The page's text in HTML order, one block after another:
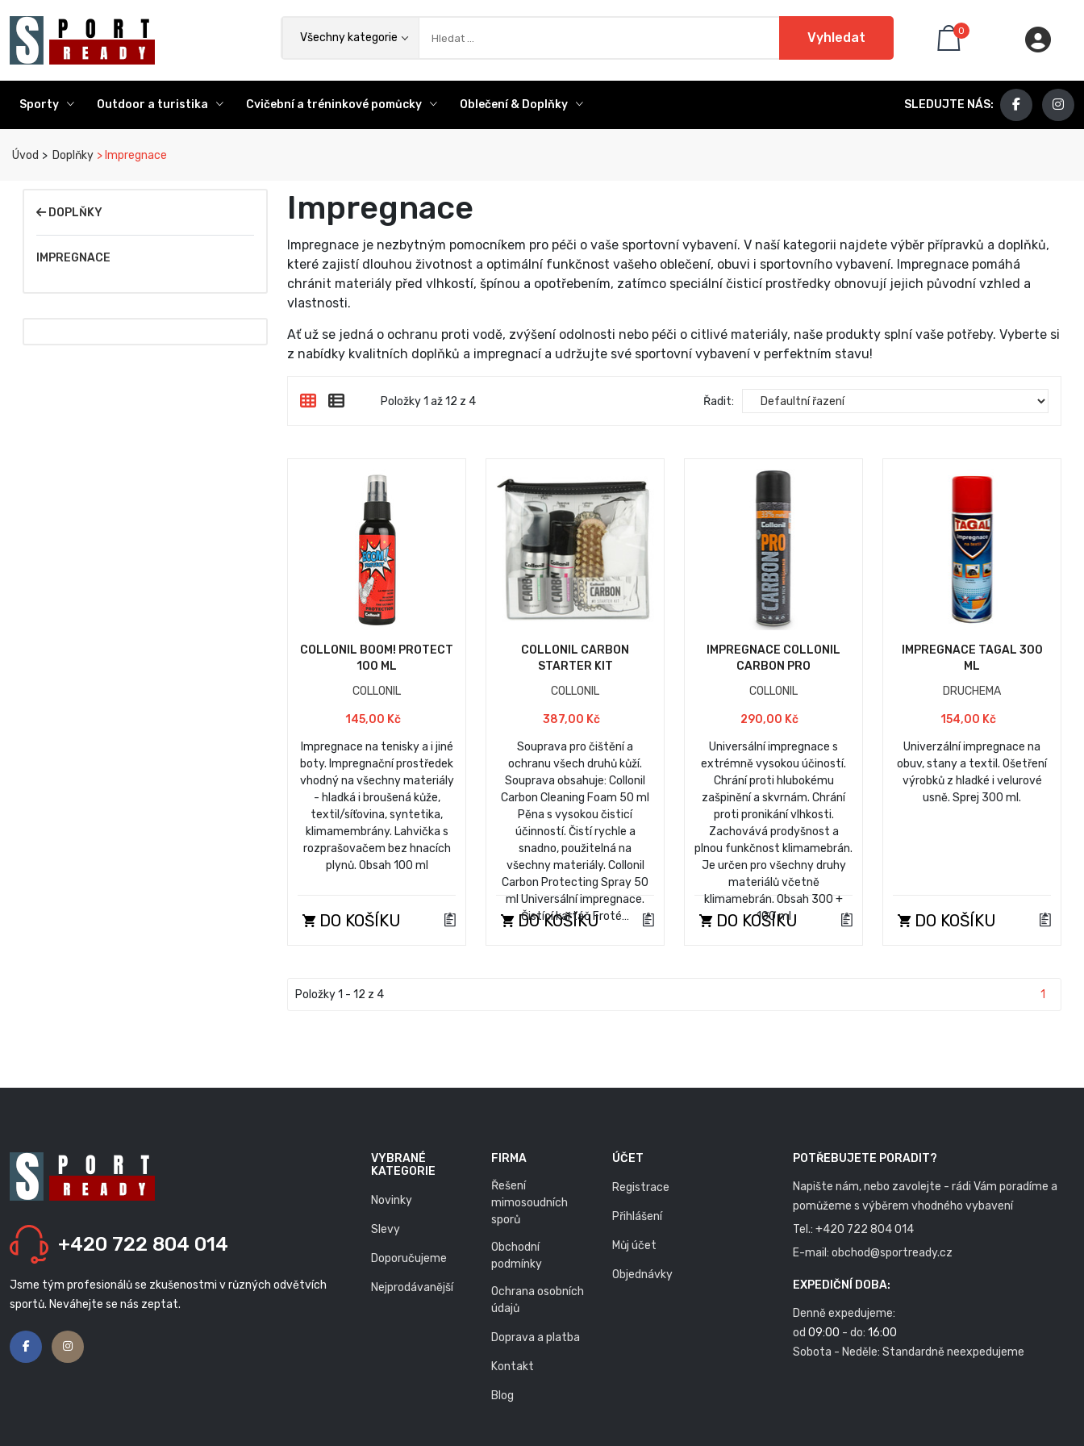
Všechny kategorie Vyhledat 0
Sporty Outdoor a turistika Cvičební a tréninkové pomůcky Oblečení & Doplňky SLEDUJTE NÁS:
Úvod Doplňky Impregnace
DOPLŇKY
IMPREGNACE
Impregnace
Impregnace je nezbytným pomocníkem pro péči o vaše sportovní vybavení. V naší kategorii najdete výběr přípravků a doplňků,
které zajistí dlouhou životnost a optimální funkčnost vašeho oblečení, obuvi i sportovního vybavení. Impregnace pomáhá
chránit materiály před vlhkostí, špínou a opotřebením, zatímco speciální čisticí prostředky obnovují jejich původní vzhled a
vlastnosti.
Ať už se jedná o ochranu proti vodě, zvýšení odolnosti nebo péči o citlivé materiály, naše produkty splní vaše potřeby. Vyberte si
z nabídky kvalitních doplňků a impregnací a udržujte své sportovní vybavení v perfektním stavu!
Položky 1 až 12 z 4 Řadit:
COLLONIL BOOM! PROTECT
100 ML
COLLONIL
145,00 Kč
Impregnace na tenisky a i jiné
boty. Impregnační prostředek
vhodný na všechny materiály
- hladká i broušená kůže,
textil/síťovina, syntetika,
klimamembrány. Lahvička s
rozprašovačem bez hnacích
plynů. Obsah 100 ml
DO KOŠÍKU
COLLONIL CARBON
STARTER KIT
COLLONIL
387,00 Kč
Souprava pro čištění a
ochranu všech druhů kůží.
Souprava obsahuje: Collonil
Carbon Cleaning Foam 50 ml
Pěna s vysokou čisticí
účinností. Čistí rychle a
snadno, použitelná na
všechny materiály. Collonil
Carbon Protecting Spray 50
ml Universální impregnace.
Čistící kartáč Froté…
DO KOŠÍKU
IMPREGNACE COLLONIL
CARBON PRO
COLLONIL
290,00 Kč
Universální impregnace s
extrémně vysokou účiností.
Chrání proti hlubokému
zašpinění a skvrnám. Chrání
proti pronikání vlhkosti.
Zachovává prodyšnost a
plnou funkčnost klimamebrán.
Je určen pro všechny druhy
materiálů včetně
klimamebrán. Obsah 300 +
100 ml
DO KOŠÍKU
IMPREGNACE TAGAL 300
ML
DRUCHEMA
154,00 Kč
Univerzální impregnace na
obuv, stany a textil. Ošetření
výrobků z hladké i velurové
usně. Sprej 300 ml.
DO KOŠÍKU
Položky 1 - 12 z 4 1
+420 722 804 014
Jsme tým profesionálů se zkušenostmi v různých odvětvích
sportů. Neváhejte se nás zeptat.
VYBRANÉ
KATEGORIE
Novinky
Slevy
Doporučujeme
Nejprodávanější
FIRMA
Řešení
mimosoudních
sporů
Obchodní
podmínky
Ochrana osobních
údajů
Doprava a platba
Kontakt
Blog
ÚČET
Registrace
Přihlášení
Můj účet
Objednávky
POTŘEBUJETE PORADIT?
Napište nám, nebo zavolejte - rádi Vám poradíme a
pomůžeme s výběrem vhodného vybavení
Tel.: +420 722 804 014
E-mail: obchod@sportready.cz
EXPEDIČNÍ DOBA:
Denně expedujeme:
od 09:00 - do: 16:00
Sobota - Neděle: Standardně neexpedujeme